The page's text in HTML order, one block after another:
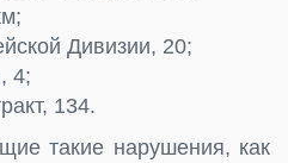
Дивизии, 20;
4;
134.
такие нарушения, как